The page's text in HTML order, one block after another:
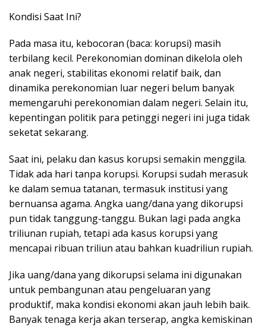
Kondisi Saat Ini?
Pada masa itu, kebocoran (baca: korupsi) masih
terbilang kecil. Perekonomian dominan dikelola oleh
anak negeri, stabilitas ekonomi relatif baik, dan
dinamika perekonomian luar negeri belum banyak
memengaruhi perekonomian dalam negeri. Selain itu,
kepentingan politik para petinggi negeri ini juga tidak
seketat sekarang.
Saat ini, pelaku dan kasus korupsi semakin menggila.
Tidak ada hari tanpa korupsi. Korupsi sudah merasuk
ke dalam semua tatanan, termasuk institusi yang
bernuansa agama. Angka uang/dana yang dikorupsi
pun tidak tanggung-tanggu. Bukan lagi pada angka
triliunan rupiah, tetapi ada kasus korupsi yang
mencapai ribuan triliun atau bahkan kuadriliun rupiah.
Jika uang/dana yang dikorupsi selama ini digunakan
untuk pembangunan atau pengeluaran yang
produktif, maka kondisi ekonomi akan jauh lebih baik.
Banyak tenaga kerja akan terserap, angka kemiskinan